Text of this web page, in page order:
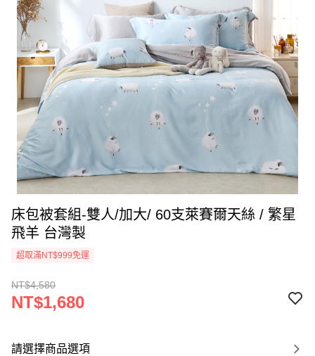
床包被套組-雙人/加大/ 60支萊賽爾天絲 / 繁星
飛羊 台灣製
超取滿NT$999免運
NT$4,580
NT$1,680
請選擇商品選項